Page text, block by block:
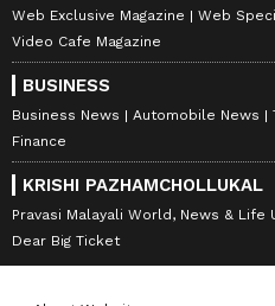
Web Exclusive Magazine
Web
Video Cafe Magazine
BUSINESS
Business News Automobile News
Finance
KRISHI PAZHAMCHOLLUKAL
Pravasi Malayali World, News & Life
Dear Big Ticket